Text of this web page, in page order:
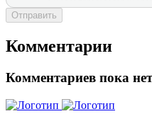
Отправить
Комментарии
Комментариев пока нет